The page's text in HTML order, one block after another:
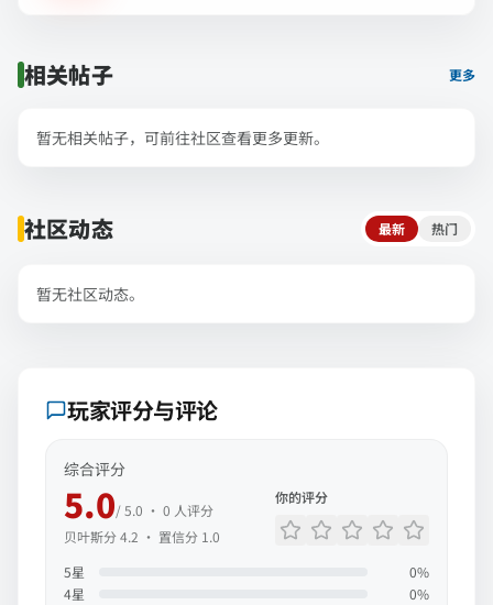
相关帖子 更多
暂无相关帖子，可前往社区查看更多更新。
社区动态 最新 热门
暂无社区动态。
玩家评分与评论
综合评分
5.0/ 5.0 · 0 人评分
贝叶斯分4.2 · 置信分 1.0
你的评分
5星 0%
4星 0%